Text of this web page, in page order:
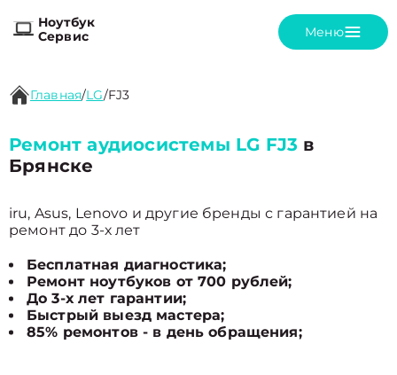
Ноутбук
Сервис
Меню
Главная/LG/FJ3
Ремонт аудиосистемы LG FJ3 в
Брянске
iru, Asus, Lenovo и другие бренды с гарантией на
ремонт до 3-х лет
Бесплатная диагностика;
Ремонт ноутбуков от 700 рублей;
До 3-х лет гарантии;
Быстрый выезд мастера;
85% ремонтов - в день обращения;